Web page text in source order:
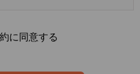
によるものとします。
に同意する